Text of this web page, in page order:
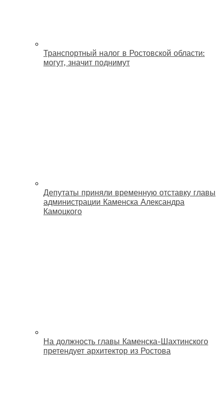
Транспортный налог в Ростовской области:
могут, значит поднимут
Депутаты приняли временную отставку главы
администрации Каменска Александра
Камоцкого
На должность главы Каменска-Шахтинского
претендует архитектор из Ростова